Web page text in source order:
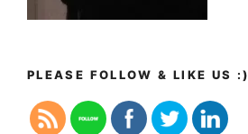
PLEASE FOLLOW & LIKE US :)